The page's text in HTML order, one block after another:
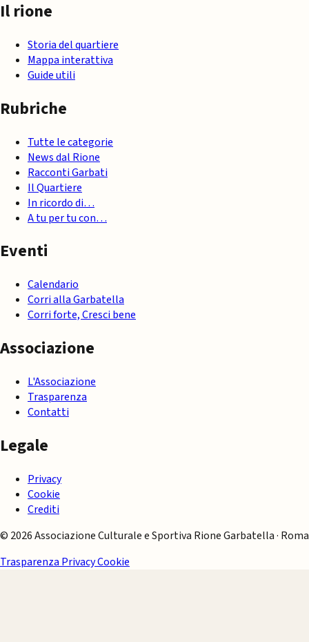
Il rione
Storia del quartiere
Mappa interattiva
Guide utili
Rubriche
Tutte le categorie
News dal Rione
Racconti Garbati
Il Quartiere
In ricordo di…
A tu per tu con…
Eventi
Calendario
Corri alla Garbatella
Corri forte, Cresci bene
Associazione
L'Associazione
Trasparenza
Contatti
Legale
Privacy
Cookie
Crediti
© 2026 Associazione Culturale e Sportiva Rione Garbatella · Roma
Trasparenza PrivacyCookie